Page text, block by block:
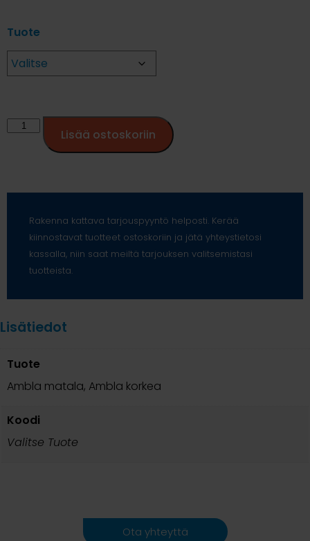
Tuote
Lisää ostoskoriin
Rakenna kattava tarjouspyyntö helposti. Kerää
kiinnostavat tuotteet ostoskoriin ja jätä yhteystietosi
kassalla, niin saat meiltä tarjouksen valitsemistasi
tuotteista.
Lisätiedot
Tuote
Ambla matala, Ambla korkea
Koodi
Valitse Tuote
Ota yhteyttä